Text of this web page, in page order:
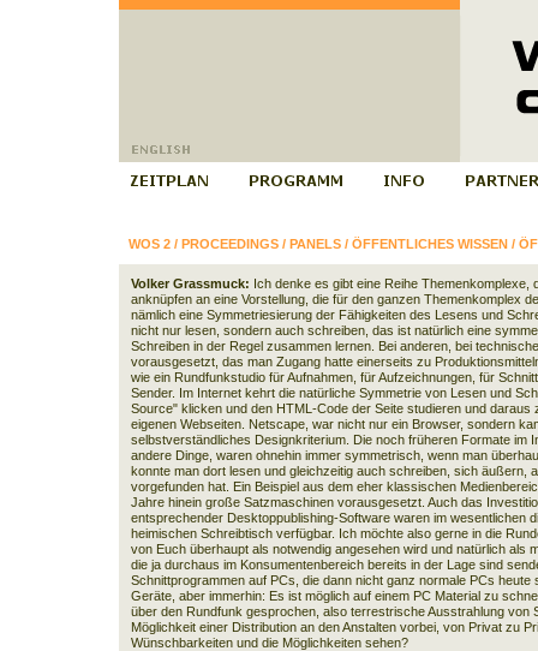
WOS 2/ PROCEEDINGS/ PANELS/ ÖFFENTLICHES WISSEN/
Volker Grassmuck: Ich denke es gibt eine Reihe
anknüpfen an eine Vorstellung, die für den ganzen Themenkomplex
nämlich eine Symmetriesierung der Fähigkeiten des Lesens und
nicht nur lesen, sondern auch schreiben, das ist natürlich eine
Schreiben in der Regel zusammen lernen. Bei anderen, bei
vorausgesetzt, das man Zugang hatte einerseits zu
wie ein Rundfunkstudio für Aufnahmen, für Aufzeichnungen, für
Sender. Im Internet kehrt die natürliche Symmetrie von Lesen und
Source" klicken und den HTML-Code der Seite studieren und daraus
eigenen Webseiten. Netscape, war nicht nur ein Browser, sondern
selbstverständliches Designkriterium. Die noch früheren Formate im
andere Dinge, waren ohnehin immer symmetrisch, wenn man
konnte man dort lesen und gleichzeitig auch schreiben, sich äußern,
vorgefunden hat. Ein Beispiel aus dem eher klassischen
Jahre hinein große Satzmaschinen vorausgesetzt. Auch das
entsprechender Desktoppublishing-Software waren im wesentlichen
heimischen Schreibtisch verfügbar. Ich möchte also gerne in die
von Euch überhaupt als notwendig angesehen wird und natürlich als
die ja durchaus im Konsumentenbereich bereits in der Lage sind
Schnittprogrammen auf PCs, die dann nicht ganz normale PCs
Geräte, aber immerhin: Es ist möglich auf einem PC Material zu
über den Rundfunk gesprochen, also terrestrische Ausstrahlung von
Möglichkeit einer Distribution an den Anstalten vorbei, von Privat zu
Wünschbarkeiten und die Möglichkeiten sehen?